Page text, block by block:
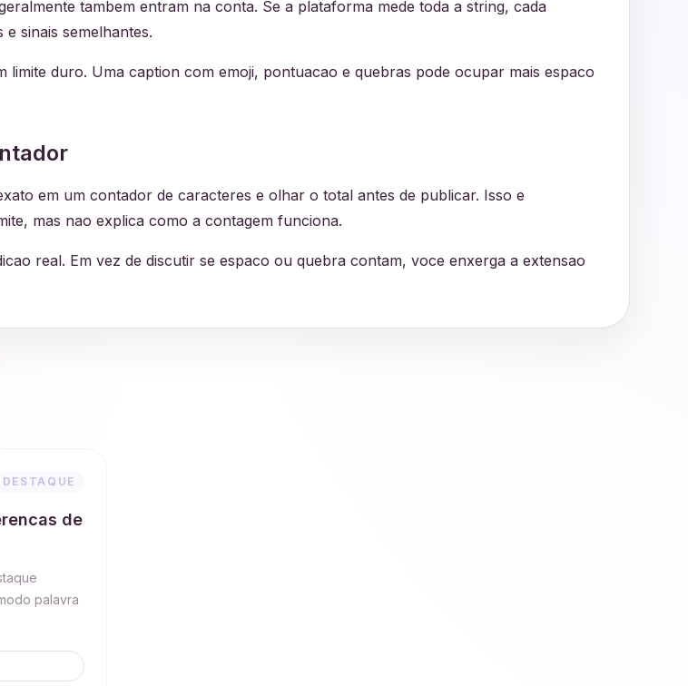
tambem entram na conta. Se a plataforma mede toda a string, cada
sinais semelhantes.
duro. Uma caption com emoji, pontuacao e quebras pode ocupar mais espaco
em um contador de caracteres e olhar o total antes de publicar. Isso e
mas nao explica como a contagem funciona.
real. Em vez de discutir se espaco ou quebra contam, voce enxerga a extensao
DESTAQUE
de
palavra